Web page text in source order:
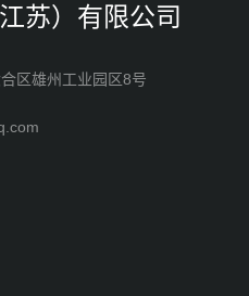
苏）有限公司
区雄州工业园区8号